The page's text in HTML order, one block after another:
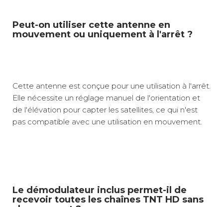
Peut-on utiliser cette antenne en
mouvement ou uniquement à l'arrêt ?
Cette antenne est conçue pour une utilisation à l'arrêt.
Elle nécessite un réglage manuel de l'orientation et
de l'élévation pour capter les satellites, ce qui n'est
pas compatible avec une utilisation en mouvement.
Le démodulateur inclus permet-il de
recevoir toutes les chaînes TNT HD sans